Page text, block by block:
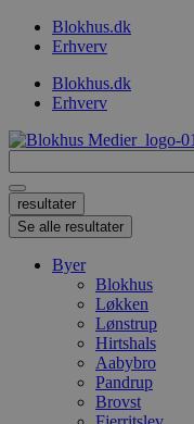
VidereBlokhus.dk
Erhverv
Blokhus.dk
Erhverv
...
resultater
Se alle resultater
Byer
Blokhus
Løkken
Lønstrup
Hirtshals
Aabybro
Pandrup
Brovst